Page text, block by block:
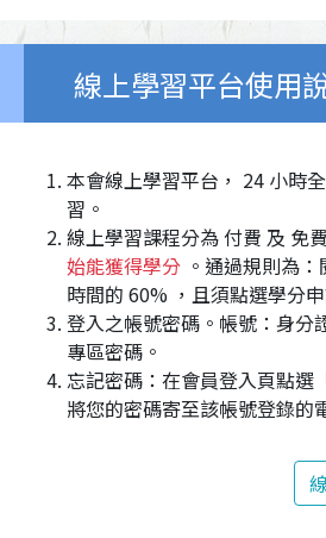
線上學習平台使用
本會線上學習平台， 24 小時
習。
線上學習課程分為 付費 及 免
始能獲得學分 。通過規則為
時間的 60% ，且須點選學分
登入之帳號密碼。帳號：身分
專區密碼。
忘記密碼：在會員登入頁點選
將您的密碼寄至該帳號登錄的